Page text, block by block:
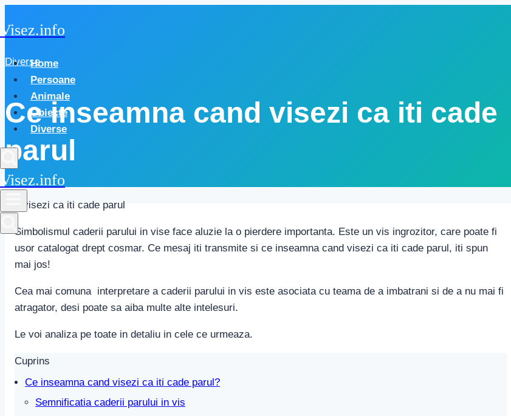
to
Visez.info
Home
Persoane
Animale
Obiecte
Diverse
Visez.info
Diverse
Ce inseamna cand visezi ca iti cade
parul
Simbolismul caderii parului in vise face aluzie la o pierdere importanta. Este un vis ingrozitor, care poate fi
usor catalogat drept cosmar. Ce mesaj iti transmite si ce inseamna cand visezi ca iti cade parul, iti spun
mai jos!
Cea mai comuna interpretare a caderii parului in vis este asociata cu teama de a imbatrani si de a nu mai fi
atragator, desi poate sa aiba multe alte intelesuri.
Le voi analiza pe toate in detaliu in cele ce urmeaza.
Cuprins
Ce inseamna cand visezi ca iti cade parul?
Semnificatia caderii parului in vis